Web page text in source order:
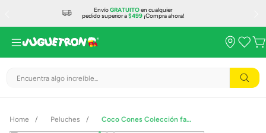
EnvíoGRATUITOen cualquier
pedido superior a$499¡Compra ahora!
Encuentra algo increíble...
Peluches Coco Cones Colección fantasía Squish